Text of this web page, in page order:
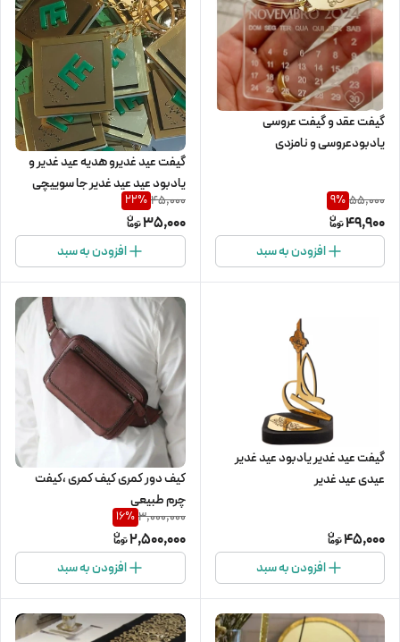
گیفت عقد و گیفت عروسی
یادبودعروسی و نامزدی
55,000
9%
49,900
افزودن به سبد
گیفت عید غدیرو هدیه عید غدیر و
یادبود عید عید غدیر جا سوییچی
عید غدیر زیبا مناسب برای جشن
غدیر،گیفت روز پدر،یادبود روز
45,000
22%
35,000
افزودن به سبد
گیفت عید غدیر یادبود عید غدیر
عیدی عید غدیر
45,000
افزودن به سبد
کیف دور کمری کیف کمری ،کیفت
چرم طبیعی
3,000,000
16%
2,500,000
افزودن به سبد